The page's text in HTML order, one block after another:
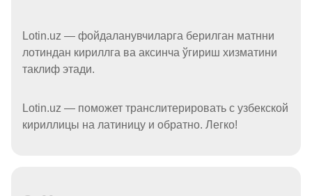
Lotin.uz — фойдаланувчиларга берилган матнни
лотиндан кириллга ва аксинча ўгириш хизматини
таклиф этади.
Lotin.uz — поможет транслитерировать с узбекской
кириллицы на латиницу и обратно. Легко!